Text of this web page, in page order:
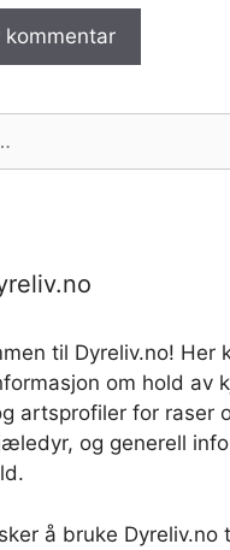
til Dyreliv.no! Her
om hold av
artsprofiler for raser
og generell
å bruke Dyreliv.no